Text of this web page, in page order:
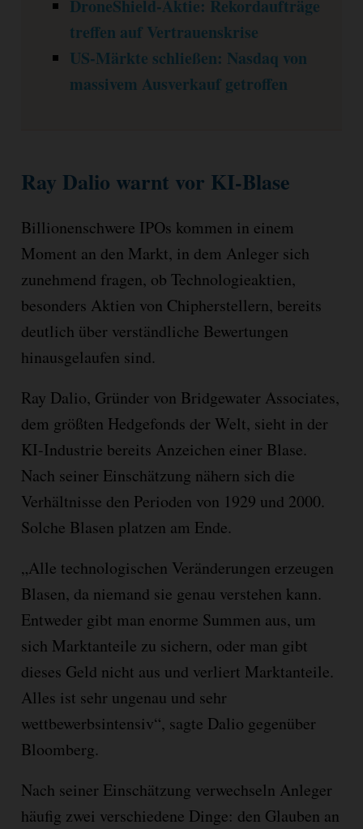
DroneShield-Aktie: Rekordaufträge
treffen auf Vertrauenskrise
US-Märkte schließen: Nasdaq von
massivem Ausverkauf getroffen
Ray Dalio warnt vor KI-Blase
Billionenschwere IPOs kommen in einem
Moment an den Markt, in dem Anleger sich
zunehmend fragen, ob Technologieaktien,
besonders Aktien von Chipherstellern, bereits
deutlich über verständliche Bewertungen
hinausgelaufen sind.
Ray Dalio, Gründer von Bridgewater Associates,
dem größten Hedgefonds der Welt, sieht in der
KI-Industrie bereits Anzeichen einer Blase.
Nach seiner Einschätzung nähern sich die
Verhältnisse den Perioden von 1929 und 2000.
Solche Blasen platzen am Ende.
„Alle technologischen Veränderungen erzeugen
Blasen, da niemand sie genau verstehen kann.
Entweder gibt man enorme Summen aus, um
sich Marktanteile zu sichern, oder man gibt
dieses Geld nicht aus und verliert Marktanteile.
Alles ist sehr ungenau und sehr
wettbewerbsintensiv“, sagte Dalio gegenüber
Bloomberg.
Nach seiner Einschätzung verwechseln Anleger
häufig zwei verschiedene Dinge: den Glauben an